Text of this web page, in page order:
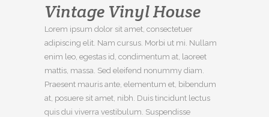
Vintage Vinyl House
Lorem ipsum dolor sit amet, consectetuer
adipiscing elit. Nam cursus. Morbi ut mi. Nullam
enim leo, egestas id, condimentum at, laoreet
mattis, massa. Sed eleifend nonummy diam.
Praesent mauris ante, elementum et, bibendum
at, posuere sit amet, nibh. Duis tincidunt lectus
quis dui viverra vestibulum. Suspendisse